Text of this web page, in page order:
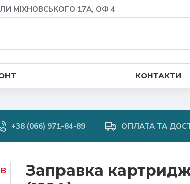
МІХНОВСЬКОГО 17А, ОФ 4
КОНТАКТИ
+38 (066) 971-84-89 ОПЛАТА ТА
Заправка